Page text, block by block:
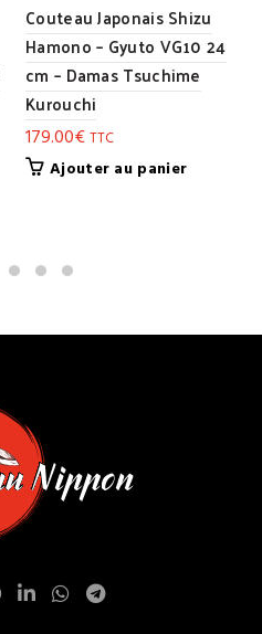
Couteau Japonais Shizu
Hamono – Gyuto VG10 24
cm – Damas Tsuchime
Kurouchi
179.00€TTC
Ajouter au panier